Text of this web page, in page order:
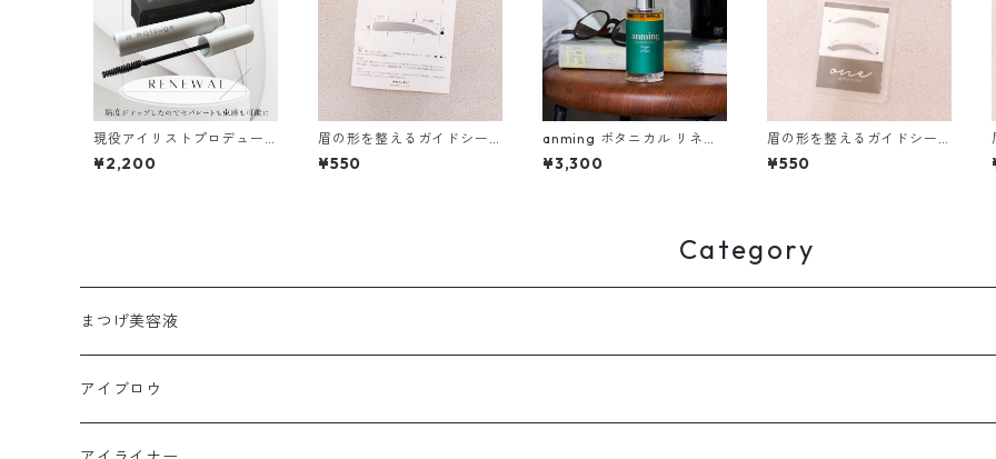
現役アイリストプロデュー
スのまつげ美容液 m.matsu
ge 美容液
¥2,200
眉の形を整えるガイドシー
ル straight-feminine01
¥550
anming ボタニカル リネン
ミスト 50ml
¥3,300
眉の形を整えるガイドシー
ル arch01
¥550
Category
まつげ美容液
アイブロウ